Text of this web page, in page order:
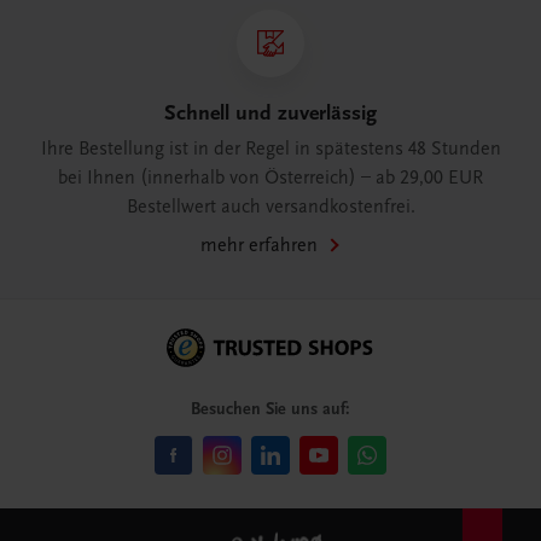
Schnell und zuverlässig
Ihre Bestellung ist in der Regel in spätestens 48 Stunden
bei Ihnen (innerhalb von Österreich) – ab 29,00 EUR
Bestellwert auch versandkostenfrei.
mehr erfahren
Besuchen Sie uns auf: